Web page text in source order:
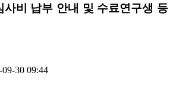
사비 납부 안내 및 수료연구생 등
09-30 09:44